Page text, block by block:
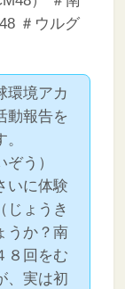
＃ウルグ
環境アカ
動報告を
う）
いに体験
じょうき
うか？南
８回をむ
、実は初